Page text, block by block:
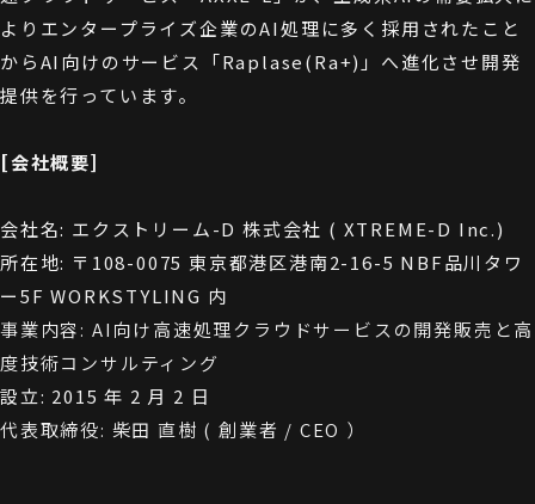
よりエンタープライズ企業のAI処理に多く採用されたこと
からAI向けのサービス「Raplase(Ra+)」へ進化させ開発
提供を行っています。
[会社概要]
会社名: エクストリーム-D 株式会社 ( XTREME-D Inc.)
所在地: 〒108-0075 東京都港区港南2-16-5 NBF品川タワ
ー5F WORKSTYLING 内
事業内容: AI向け高速処理クラウドサービスの開発販売と高
度技術コンサルティング
設立: 2015 年 2 月 2 日
代表取締役: 柴田 直樹 ( 創業者 / CEO ）